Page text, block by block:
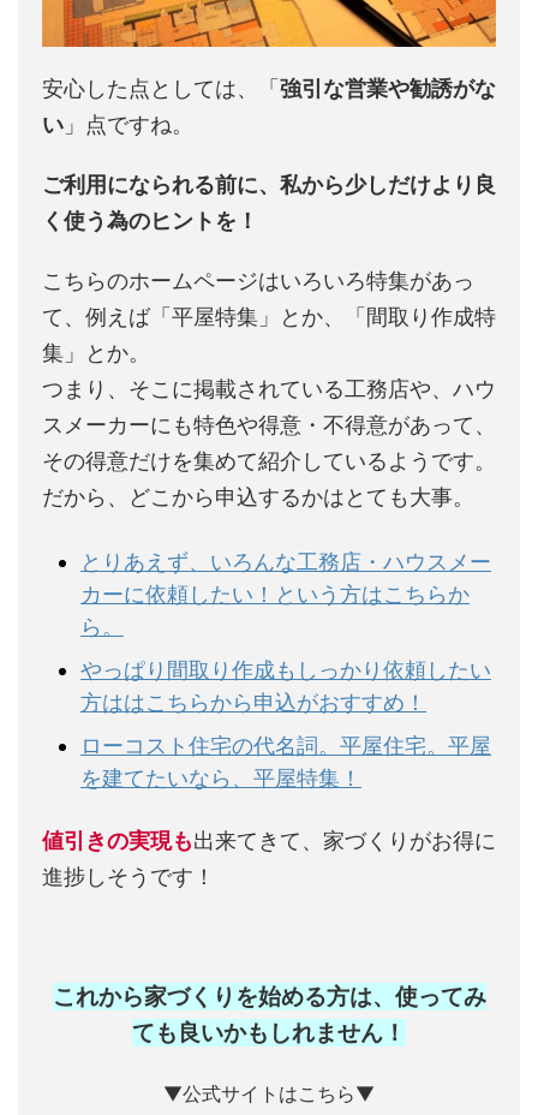
安心した点としては、「 強引な営業や勧誘がな
い 」点ですね。
ご利用になられる前に、私から少しだけより良
く使う為のヒントを！
こちらのホームページはいろいろ特集があっ
て、例えば「平屋特集」とか、「間取り作成特
集」とか。
つまり、そこに掲載されている工務店や、ハウ
スメーカーにも特色や得意・不得意があって、
その得意だけを集めて紹介しているようです。
だから、どこから申込するかはとても大事。
とりあえず、いろんな工務店・ハウスメー
カーに依頼したい！という方はこちらか
ら。
やっぱり間取り作成もしっかり依頼したい
方ははこちらから申込がおすすめ！
ローコスト住宅の代名詞。平屋住宅。平屋
を建てたいなら、平屋特集！
値引きの実現も出来てきて、家づくりがお得に
進捗しそうです！
これから家づくりを始める方は、使ってみ
ても良いかもしれません ！
▼公式サイトはこちら▼